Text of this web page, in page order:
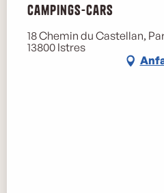
campings-cars
18 Chemin du Castellan,
13800 Istres